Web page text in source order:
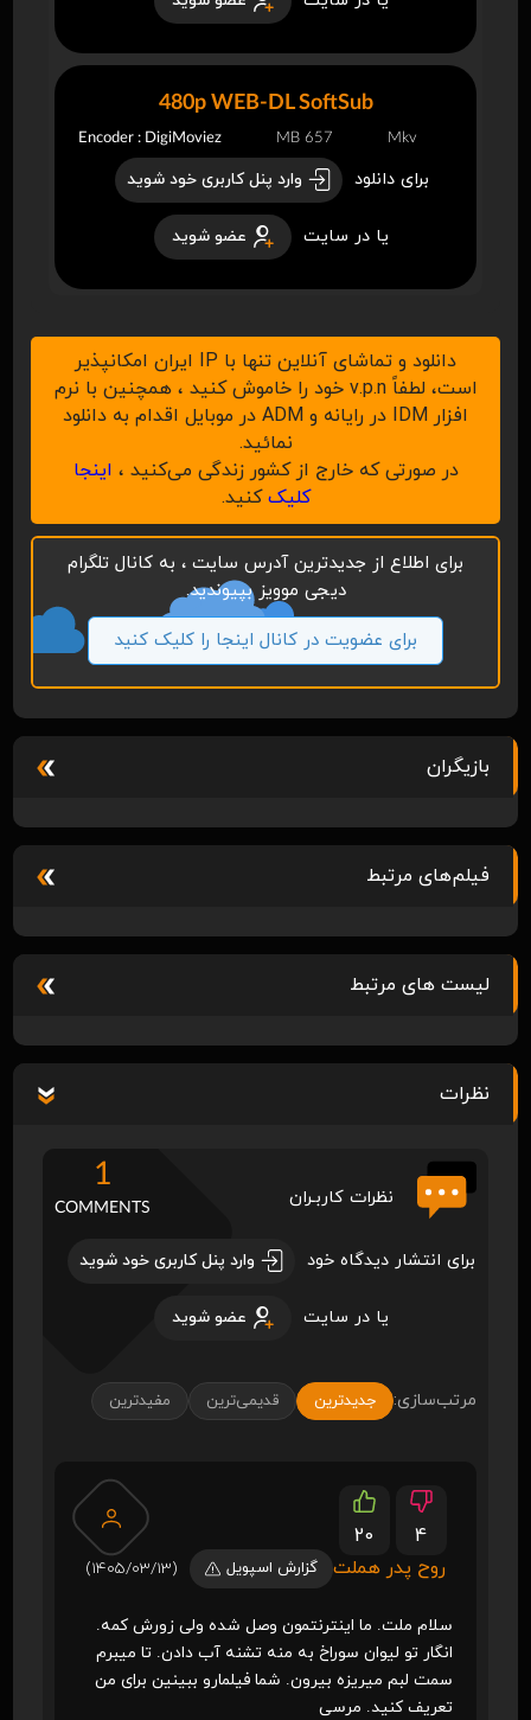
برای دانلود وارد پنل کاربری خود شوید
یا در سایت عضو شوید
480p WEB-DL SoftSub
Encoder : DigiMoviez 657 MB Mkv
دانلود و تماشای آنلاین تنها با IP ایران امکانپذیر
است، لطفاً v.p.n خود را خاموش کنید ، همچنین با نرم
افزار IDM در رایانه و ADM در موبایل اقدام به دانلود
نمائید.
در صورتی که خارج از کشور زندگی می‌کنید ، اینجا
کلیککنید.
برای اطلاع از جدیدترین آدرس سایت ، به کانال تلگرام
دیجی موویز بپیوندید.
برای عضویت در کانال اینجا را کلیک کنید
بازیگران
فیلم‌های مرتبط
لیست های مرتبط
نظرات
نظرات کاربـران
1
COMMENTS
برای انتشار دیدگاه خود وارد پنل کاربری خود شوید
یا در سایت عضو شوید
مرتب‌سازی: جدیدترین قدیمی‌ترین مفیدترین
20
4
روح پدر هملت
گزارش اسپویل (1405/03/13)
سلام ملت. ما اینترنتمون وصل شده ولی زورش کمه.
انگار تو لیوان سوراخ به منه تشنه آب دادن. تا میبرم
سمت لبم میریزه بیرون. شما فیلمارو ببینین برای من
تعریف کنید. مرسی